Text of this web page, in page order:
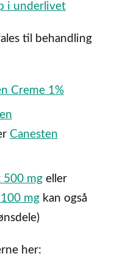
i underlivet
til behandling
Creme 1%
Canesten
500 mgeller
mgkan også
her: